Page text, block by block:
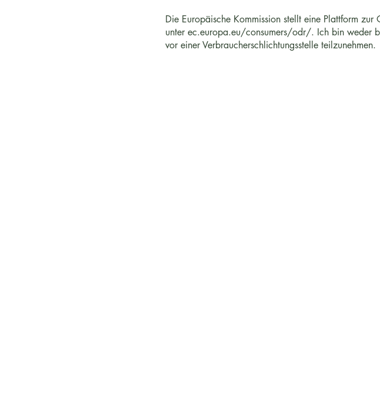
Die Europäische Kommission stellt eine Plattform
unter ec.europa.eu/consumers/odr/. Ich bin weder
vor einer Verbraucherschlichtungsstelle teilzunehmen.